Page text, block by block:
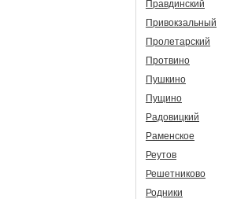
Правдинский
Привокзальный
Пролетарский
Протвино
Пушкино
Пущино
Радовицкий
Раменское
Реутов
Решетниково
Родники